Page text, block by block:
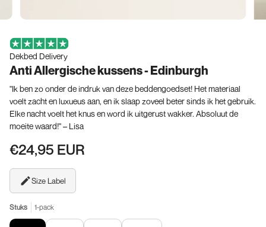
Dekbed Delivery
Anti Allergische kussens - Edinburgh
"Ik ben zo onder de indruk van deze beddengoedset! Het materiaal
voelt zacht en luxueus aan, en ik slaap zoveel beter sinds ik het gebruik.
Elke nacht voelt het knus en word ik uitgerust wakker. Absoluut de
moeite waard!" – Lisa
€24,95 EUR
Size Label
Stuks 1-pack